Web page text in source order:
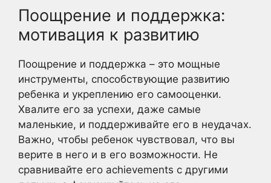
Поощрение и поддержка:
мотивация к развитию
Поощрение и поддержка – это мощные
инструменты, способствующие развитию
ребенка и укреплению его самооценки.
Хвалите его за успехи, даже самые
маленькие, и поддерживайте его в неудачах.
Важно, чтобы ребенок чувствовал, что вы
верите в него и в его возможности. Не
сравнивайте его achievements с другими